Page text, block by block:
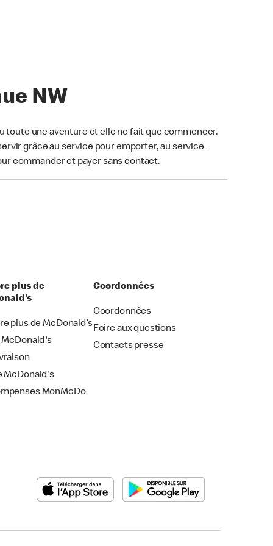
NW
toute une aventure et elle ne fait que commencer.
grâce au service pour emporter, au service-
commander et payer sans contact.
plus de
plus de McDonald’s
McDonald's
McDonald's
MonMcDo
Coordonnées
Coordonnées
Foire aux questions
Contacts presse